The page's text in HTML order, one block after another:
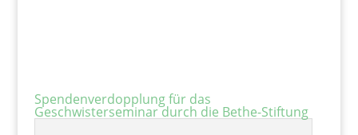
Spendenverdopplung für das
Geschwisterseminar durch die Bethe-Stiftung